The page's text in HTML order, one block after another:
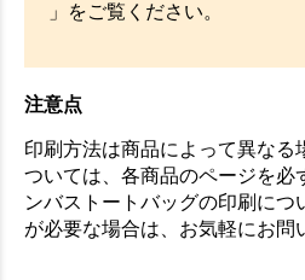
」をご覧ください。
注意点
印刷方法は商品によって異なる
ついては、各商品のページを必
ンバストートバッグの印刷につ
が必要な場合は、お気軽にお問